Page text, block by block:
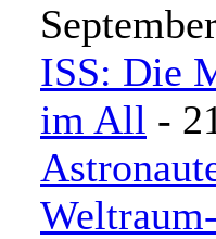
ISS: Die
im All -